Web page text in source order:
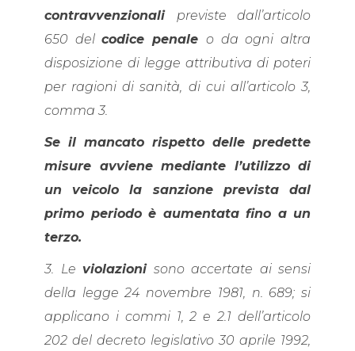
contravvenzionali previste dall’articolo
650 delcodice penale o da ogni altra
disposizione di legge attributiva di poteri
per ragioni di sanità, di cui all’articolo 3,
comma 3.
Se il mancato rispetto delle predette
misure avviene mediante l’utilizzo di
un veicolo la sanzione prevista dal
primo periodo è aumentata fino a un
terzo.
3. Le violazionisono accertate ai sensi
della legge 24 novembre 1981, n. 689; si
applicano i commi 1, 2 e 2.1 dell’articolo
202 del decreto legislativo 30 aprile 1992,